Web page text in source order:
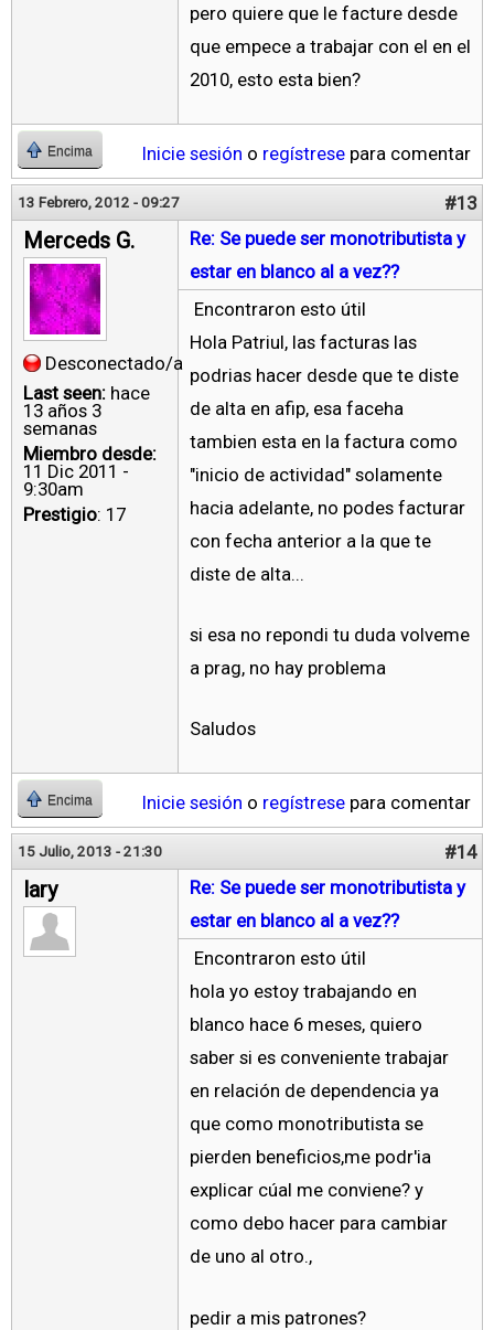
pero quiere que le facture desde
que empece a trabajar con el en el
2010, esto esta bien?
Encima Inicie sesión o regístrese para comentar
13 Febrero, 2012 - 09:27 #13
Merceds G.
Desconectado/a
Last seen: hace
13 años 3
semanas
Miembro desde:
11 Dic 2011 -
9:30am
Prestigio: 17
Re: Se puede ser monotributista y
estar en blanco al a vez??
Encontraron esto útil
Hola Patriul, las facturas las
podrias hacer desde que te diste
de alta en afip, esa faceha
tambien esta en la factura como
"inicio de actividad" solamente
hacia adelante, no podes facturar
con fecha anterior a la que te
diste de alta...
si esa no repondi tu duda volveme
a prag, no hay problema
Saludos
Encima Inicie sesión o regístrese para comentar
15 Julio, 2013 - 21:30 #14
lary
Re: Se puede ser monotributista y
estar en blanco al a vez??
Encontraron esto útil
hola yo estoy trabajando en
blanco hace 6 meses, quiero
saber si es conveniente trabajar
en relación de dependencia ya
que como monotributista se
pierden beneficios,me podr'ia
explicar cúal me conviene? y
como debo hacer para cambiar
de uno al otro.,
pedir a mis patrones?